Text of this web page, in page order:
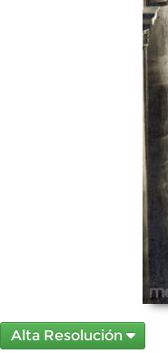
Alta Resolución